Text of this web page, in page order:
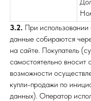
3.2. При
данные собираются
на сайте. Покупатель
самостоятельно
возможности
купли-продажи по
данных). Оператор